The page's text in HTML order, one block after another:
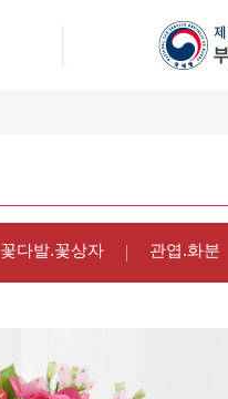
꽃다발.꽃상자 관엽.화분